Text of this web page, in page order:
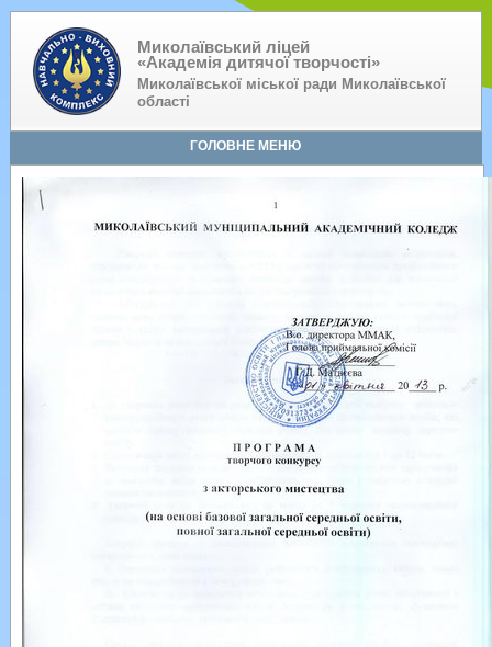
Миколаївський ліцей
«Академія дитячої творчості»
Миколаївської міської ради Миколаївської
області
ГОЛОВНЕ МЕНЮ